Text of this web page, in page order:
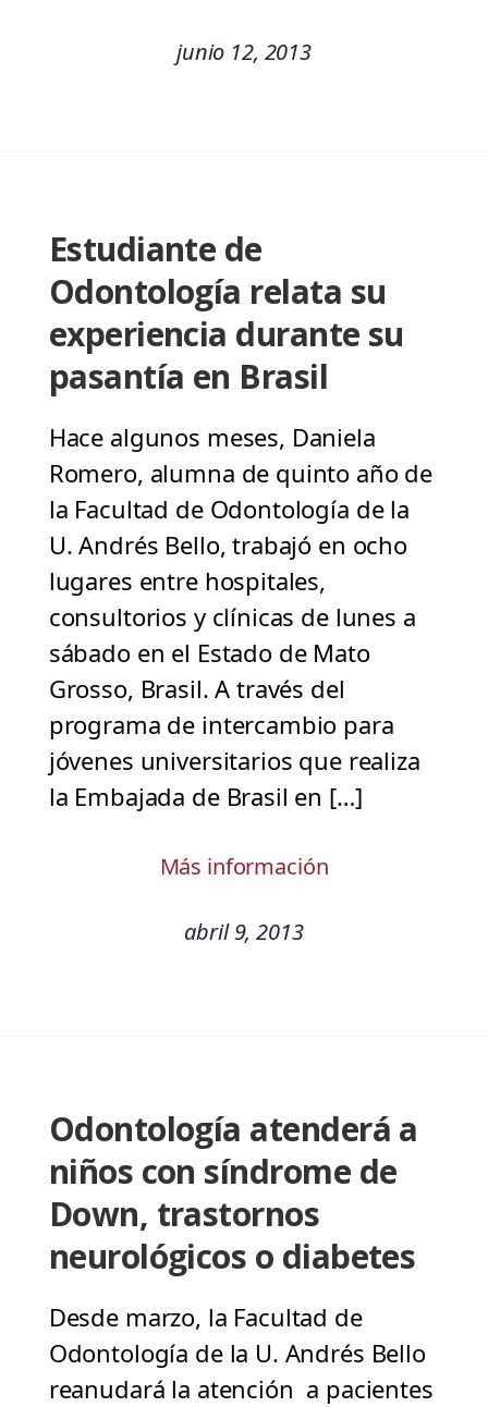
junio 12, 2013
Estudiante de
Odontología relata su
experiencia durante su
pasantía en Brasil
Hace algunos meses, Daniela
Romero, alumna de quinto año de
la Facultad de Odontología de la
U. Andrés Bello, trabajó en ocho
lugares entre hospitales,
consultorios y clínicas de lunes a
sábado en el Estado de Mato
Grosso, Brasil. A través del
programa de intercambio para
jóvenes universitarios que realiza
la Embajada de Brasil en […]
Más información
abril 9, 2013
Odontología atenderá a
niños con síndrome de
Down, trastornos
neurológicos o diabetes
Desde marzo, la Facultad de
Odontología de la U. Andrés Bello
reanudará la atención a pacientes